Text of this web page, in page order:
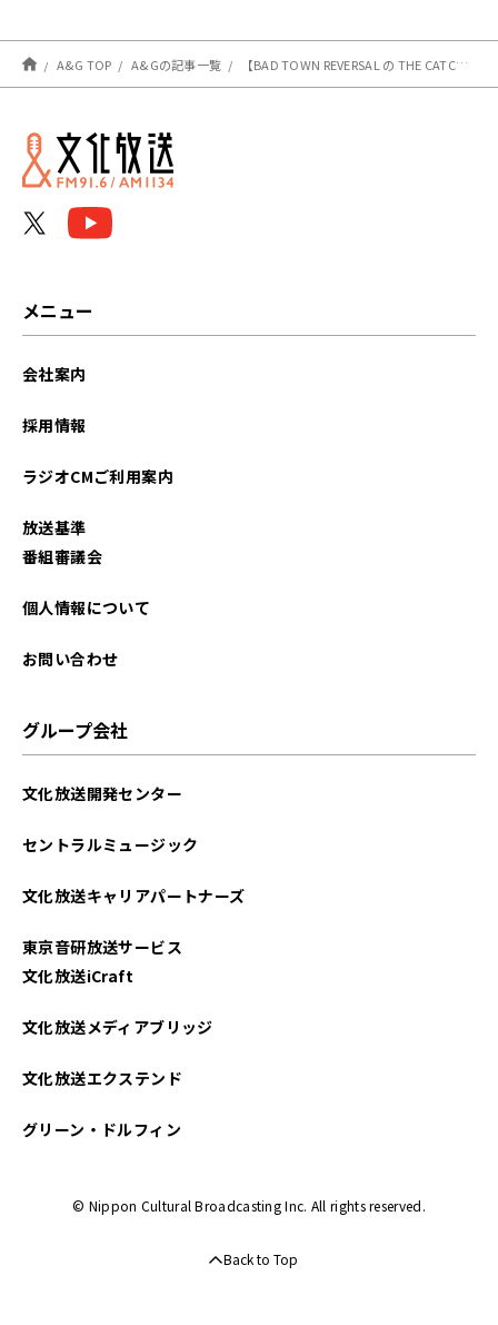
のCarry up!?』
A&G TOP A&Gの記事一覧 【BAD TOWN REVERSAL の THE CATCH】9月14日のテーマは？
メニュー
会社案内
採用情報
ラジオCMご利用案内
放送基準
番組審議会
個人情報について
お問い合わせ
グループ会社
文化放送開発センター
セントラルミュージック
文化放送キャリアパートナーズ
東京音研放送サービス
文化放送iCraft
文化放送メディアブリッジ
文化放送エクステンド
グリーン・ドルフィン
© Nippon Cultural Broadcasting Inc. All rights reserved.
Back to Top